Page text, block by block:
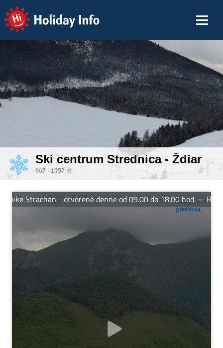
Holiday Info
Ski centrum Strednica - Ždiar
967 - 1057 m
- otvorené denne od 09.00 do 18.00 hod. --